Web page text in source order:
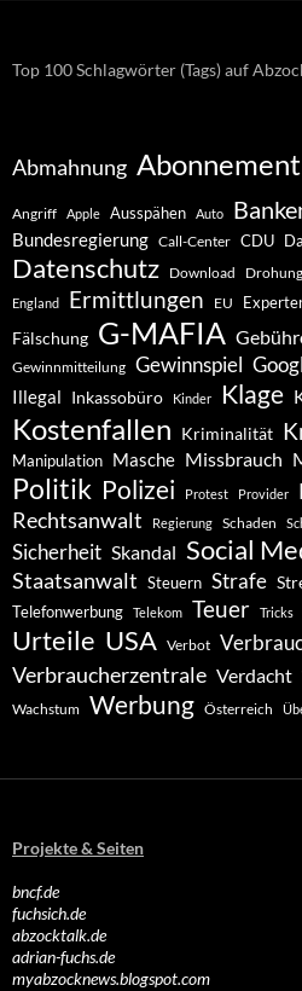
Top 100 Schlagwörter (Tags) auf
Abmahnung Abonnement
Angriff Apple Ausspähen Auto
Bundesregierung Call-Center CDU
Datenschutz Download Drohung
England Ermittlungen EU
Fälschung G-MAFIA
Gewinnmitteilung Gewinnspiel
Illegal Inkassobüro Kinder Klage
Kostenfallen Kriminalität
Manipulation Masche Missbrauch
Politik Polizei Protest Provider
Rechtsanwalt Regierung Schaden
Sicherheit Skandal Social
Staatsanwalt Steuern Strafe
Telefonwerbung Telekom Teuer Tricks
Urteile USA Verbot
Verbraucherzentrale Verdacht
Wachstum Werbung Österreich
Projekte & Seiten
bncf.de
fuchsich.de
abzocktalk.de
adrian-fuchs.de
myabzocknews.blogspot.com